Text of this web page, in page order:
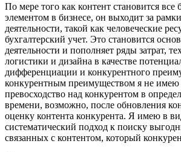
По мере того как контент становится
элементом в бизнесе, он выходит за
деятельности, такой как человеческие
бухгалтерский учет. Это становится
деятельности и пополняет ряды затрат,
логистики и дизайна в качестве
дифференциации и конкурентного
конкурентным преимуществом я не имею
превосходство над конкурентом в
времени, возможно, после обновления
оценку контента конкурента. Я имею в
систематический подход к поиску
связанных с контентом, который